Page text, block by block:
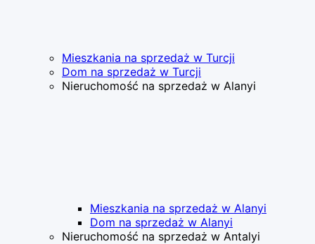
Mieszkania na sprzedaż w Turcji
Dom na sprzedaż w Turcji
Nieruchomość na sprzedaż w Alanyi
Mieszkania na sprzedaż w Alanyi
Dom na sprzedaż w Alanyi
Nieruchomość na sprzedaż w Antalyi